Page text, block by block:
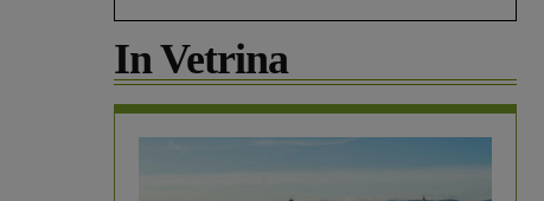
In Vetrina